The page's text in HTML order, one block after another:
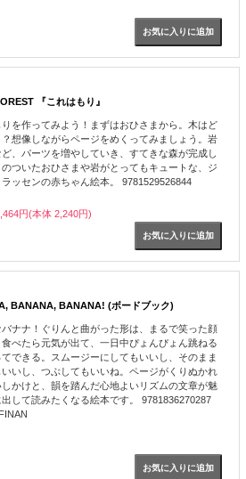
『これはもり』
りを作ってみよう！まずはおひさまから。木はど
？想像しながらページをめくってみましょう。岩
、パーツを増やしていき、すてきな森が完成し
のついたおひさまや岩がとってもキュートな、ジ
ラッセンの赤ちゃん絵本。 9781529526844
円(本体 2,240円)
BANANA, BANANA! (ボードブック)
ナナ！ぐりんと曲がった形は、まるで笑った顔
べたら元気が出て、一日中ぴょんぴょん跳ねる
てできる。スムージーにしてもいいし、そのまま
いし、つぶしてもいいね。ページがくりぬかれ
かけと、韻を踏んだ心地よいリズムの文章が魅
出して読みたくなる絵本です。 9781836270287